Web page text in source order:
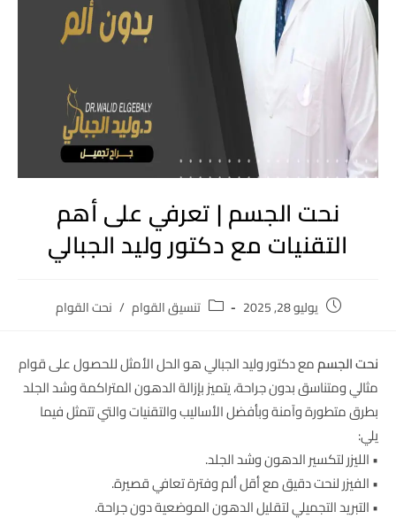
نحت الجسم | تعرفي على أهم
التقنيات مع دكتور وليد الجبالي
يوليو 28, 2025 تنسيق القوام / نحت القوام
نحت الجسممع دكتور وليد الجبالي هو الحل الأمثل للحصول على قوام
مثالي ومتناسق بدون جراحة، يتميز بإزالة الدهون المتراكمة وشد الجلد
بطرق متطورة وآمنة وبأفضل الأساليب والتقنيات والتي تتمثل فيما
يلي:
• الليزر لتكسير الدهون وشد الجلد.
• الفيزر لنحت دقيق مع أقل ألم وفترة تعافي قصيرة.
• التبريد التجميلي لتقليل الدهون الموضعية دون جراحة.